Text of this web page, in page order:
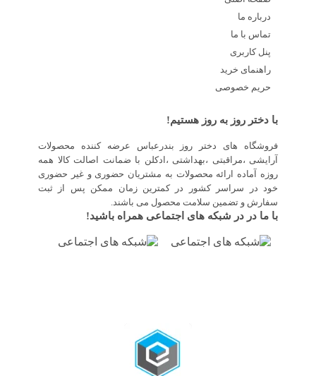
درباره ما
تماس با ما
پنل کاربری
راهنمای خرید
حریم خصوصی
با دختر روز به روز هستیم!
فروشگاه های دختر روز بندرعباس عرضه کننده محصولات
آرایشی ،مراقبتی ،بهداشتی ،ادکلن با ضمانت اصالت کالا همه
روزه آماده ارائه محصولات به مشتریان حضوری و غیر حضوری
خود در سراسر کشور در کمترین زمان ممکن پس از ثبت
سفارش و تضمین سلامت محصول می باشند.
با ما در در شبکه های اجتماعی همراه باشید!